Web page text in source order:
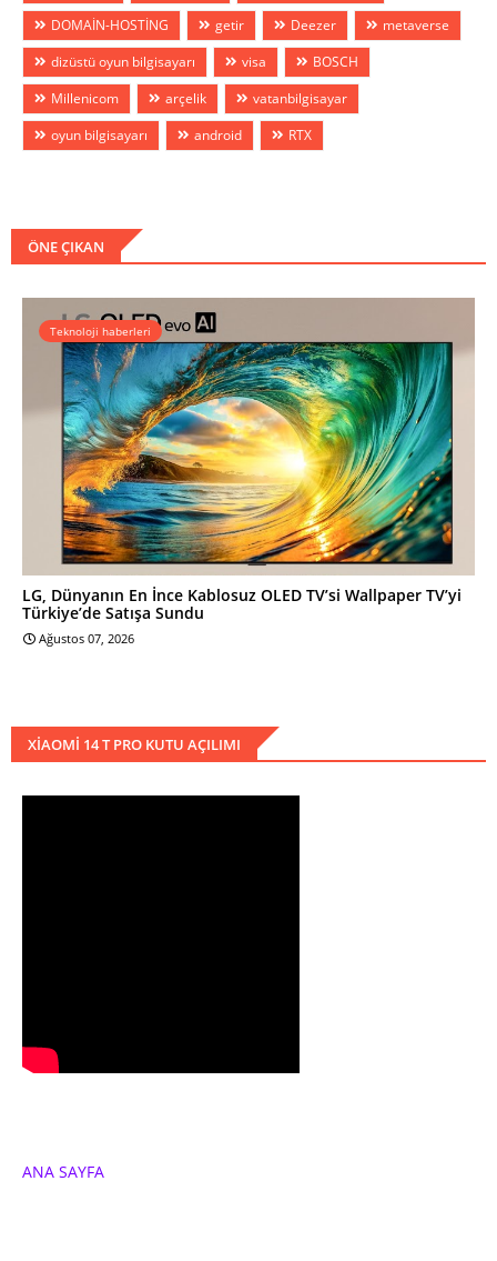
DOMAİN-HOSTİNG
getir Deezer
metaverse
dizüstü oyun bilgisayarı
visa
BOSCH
Millenicom
arçelik
vatanbilgisayar
oyun bilgisayarı
android RTX
ÖNE ÇIKAN
Teknoloji haberleri
LG, Dünyanın En İnce Kablosuz OLED TV’si Wallpaper TV’yi
Türkiye’de Satışa Sundu
Ağustos 07, 2026
XIAOMI 14 T PRO KUTU AÇILIMI
ANA SAYFA